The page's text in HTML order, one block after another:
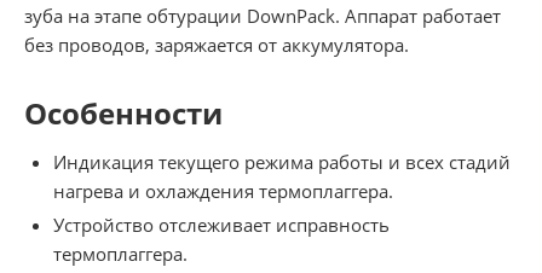
зуба на этапе обтурации DownPack. Аппарат работает
без проводов, заряжается от аккумулятора.
Особенности
Индикация текущего режима работы и всех стадий
нагрева и охлаждения термоплаггера.
Устройство отслеживает исправность
термоплаггера.